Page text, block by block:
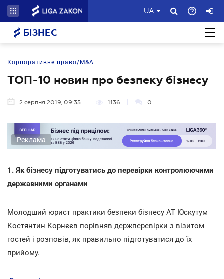
UA
БІЗНЕС
Корпоративне право/M&A
ТОП-10 новин про безпеку бізнесу
2 серпня 2019, 09:35 1136 0
Реклама
1. Як бізнесу підготуватись до перевірки контролюючими
державними органами
Молодший юрист практики безпеки бізнесу АТ Юскутум
Костянтин Корнєєв порівняв держперевірки з візитом
гостей і розповів, як правильно підготуватися до їх
прийому.